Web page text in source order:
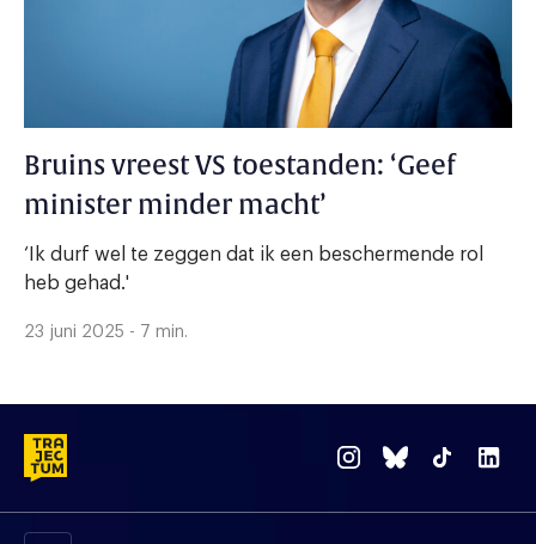
Bruins vreest VS toestanden: ‘Geef
minister minder macht’
‘Ik durf wel te zeggen dat ik een beschermende rol
heb gehad.'
23 juni 2025 - 7 min.